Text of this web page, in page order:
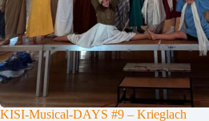
KISI-Musical-DAYS #9 – Krieglach